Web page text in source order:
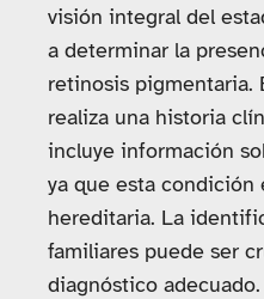
visión integral del
a determinar la
retinosis pigmentaria.
realiza una historia
incluye información
ya que esta condición
hereditaria. La
familiares puede ser
diagnóstico adecuado.